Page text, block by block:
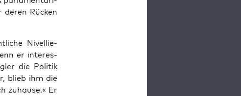
deren Rücken
Nivel­lie­
er inter­es­
die Poli­tik
blieb ihm die
zuhau­se.« Er